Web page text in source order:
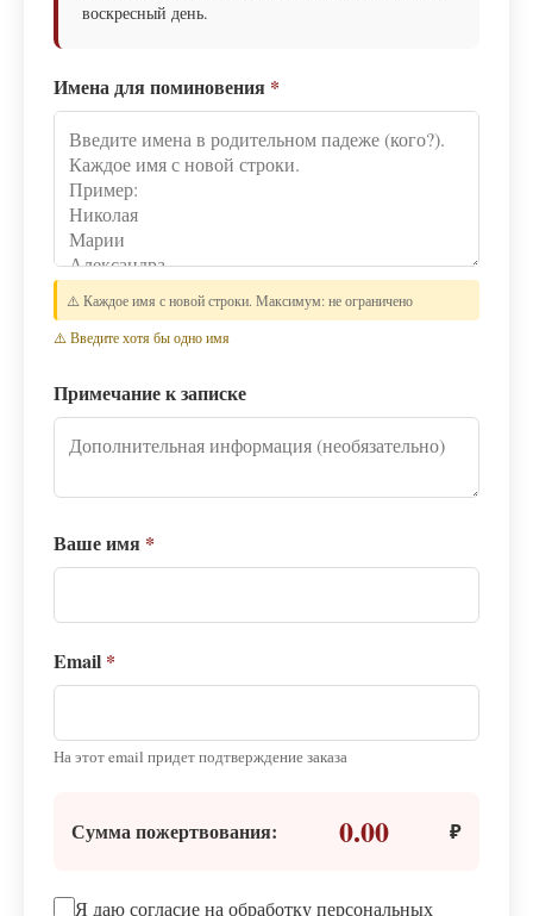
воскресный день.
Имена для поминовения *
⚠️ Каждое имя с новой строки. Максимум: не ограничено
⚠️ Введите хотя бы одно имя
Примечание к записке
Ваше имя *
Email *
На этот email придет подтверждение заказа
Сумма пожертвования: 0.00 ₽
Я даю согласие на обработку персональных